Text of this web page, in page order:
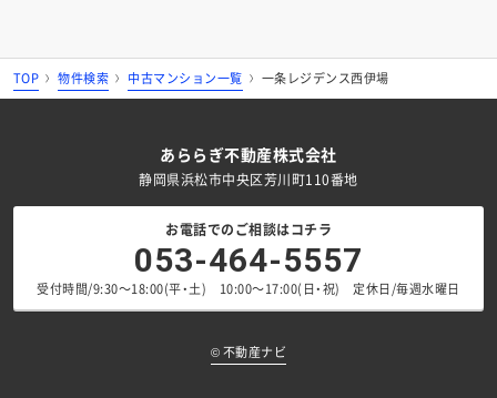
TOP 物件検索 中古マンション一覧 一条レジデンス西伊場
お電話でのご相談はコチラ
053-464-5557
受付時間/9:30～18:00(平・土) 10:00～17:00(日・祝) 定休日/毎週水曜日
あららぎ不動産株式会社
静岡県浜松市中央区芳川町110番地
©不動産ナビ